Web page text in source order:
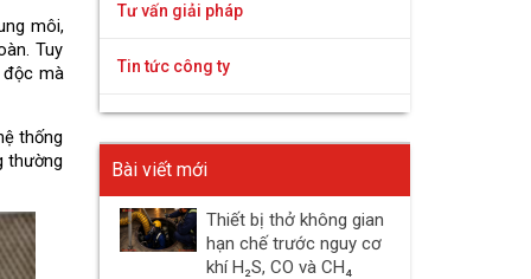
môi,
Tuy
độc mà
thống
thường
Tư vấn giải pháp
Tin tức công ty
Bài viết mới
Thiết bị thở không gian
hạn chế trước nguy cơ
khí H₂S, CO và CH₄